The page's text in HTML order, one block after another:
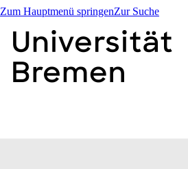
Zum Hauptmenü springenZur Suche